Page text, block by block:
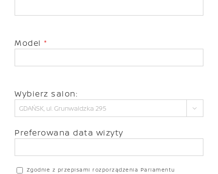
Model *
Wybierz salon:

Preferowana data wizyty
Zgodnie z przepisami rozporządzenia Parlamentu